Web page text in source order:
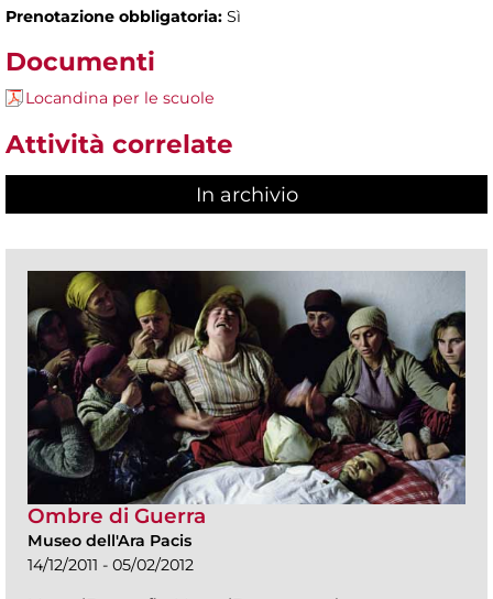
Prenotazione obbligatoria: Sì
Documenti
Locandina per le scuole
Attività correlate
In archivio
Ombre di Guerra
Museo dell'Ara Pacis
14/12/2011 - 05/02/2012